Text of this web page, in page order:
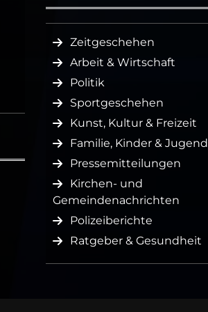
Zeitgeschehen
Arbeit & Wirtschaft
Politik
Sportgeschehen
Kunst, Kultur & Freizeit
Familie, Kinder & Jugend
Pressemitteilungen
Kirchen- und
Gemeindenachrichten
Polizeiberichte
Ratgeber & Gesundheit